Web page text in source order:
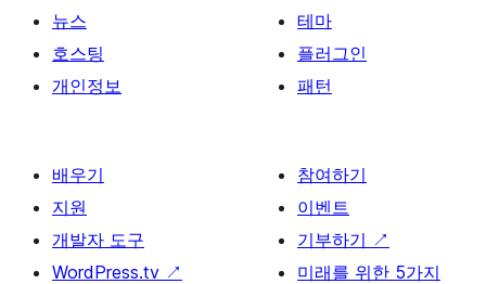
뉴스
호스팅
개인정보
테마
플러그인
패턴
배우기
지원
개발자 도구
WordPress.tv ↗
참여하기
이벤트
기부하기 ↗
미래를 위한 5가지